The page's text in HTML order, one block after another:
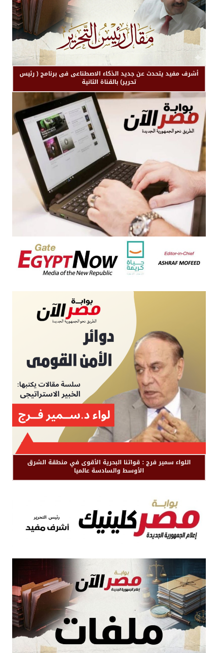
أشرف مفيد يتحدث عن جديد الذكاء الاصطناعى فى برنامج ( رئيس
تحرير) بالقناة الثانية
اللواء سمير فرج : قواتنا البحرية الأقوى في منطقة الشرق
الأوسط والسادسة عالميا